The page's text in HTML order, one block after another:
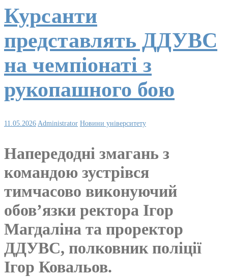
Курсанти
представлять ДДУВС
на чемпіонаті з
рукопашного бою
11.05.2026 Administrator Новини університету
Напередодні змагань з
командою зустрівся
тимчасово виконуючий
обов’язки ректора Ігор
Магдаліна та проректор
ДДУВС, полковник поліції
Ігор Ковальов.